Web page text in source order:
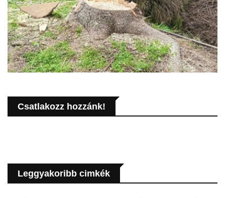
Csatlakozz hozzánk!
Leggyakoribb cimkék